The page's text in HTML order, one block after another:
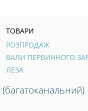
ТОВАРИ
РОЗПРОДАЖ
ЛЕЗА